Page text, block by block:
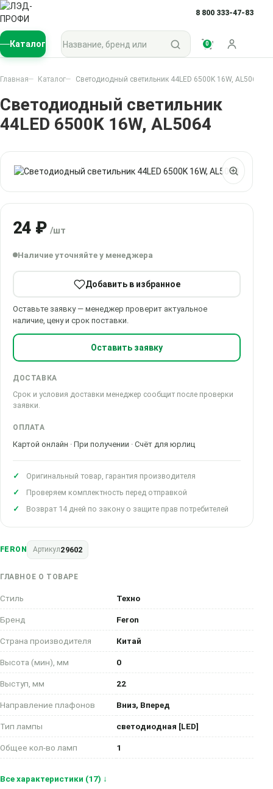
8 800 333-47-83
Каталог
Поиск по каталогу
0
Войти
Главная Каталог Светодиодный светильник 44LED 6500K 16W, AL5064
Светодиодный светильник
44LED 6500K 16W, AL5064
FERON Артикул29602
ГЛАВНОЕ О ТОВАРЕ
Стиль Техно
Бренд Feron
Страна производителя Китай
Высота (мин), мм 0
Выступ, мм 22
Направление плафонов Вниз, Вперед
Тип лампы светодиодная [LED]
Общее кол-во ламп 1
Все характеристики (17) ↓
24 ₽ /шт
Наличие уточняйте у менеджера
Добавить в избранное
Оставьте заявку — менеджер проверит актуальное
наличие, цену и срок поставки.
Оставить заявку
ДОСТАВКА
Срок и условия доставки менеджер сообщит после проверки
заявки.
ОПЛАТА
Картой онлайн · При получении · Счёт для юрлиц
Оригинальный товар, гарантия производителя
Проверяем комплектность перед отправкой
Возврат 14 дней по закону о защите прав потребителей